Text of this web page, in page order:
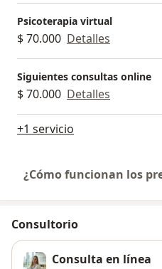
Psicoterapia virtual
$ 70.000 Detalles
Siguientes consultas online
$ 70.000 Detalles
+1 servicio
¿Cómo funcionan los
Consultorio
Consulta en línea